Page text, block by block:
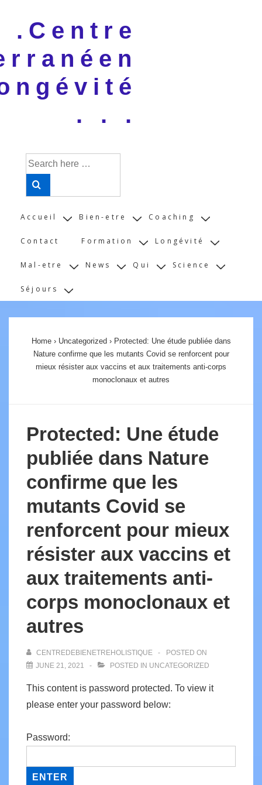
Main
.Centre
. . .
Search
for:
Main
Accueil Bien-etre Coaching
Contact Formation Longévité
Mal-etre News Qui Science
Séjours
Home › Uncategorized › Protected: Une étude publiée dans
Nature confirme que les mutants Covid se renforcent pour
mieux résister aux vaccins et aux traitements anti-corps
monoclonaux et autres
Protected: Une étude
publiée dans Nature
confirme que les
mutants Covid se
renforcent pour mieux
résister aux vaccins et
aux traitements anti-
corps monoclonaux et
autres
CENTREDEBIENETREHOLISTIQUE
POSTED ON
JUNE 21, 2021
POSTED IN UNCATEGORIZED
This content is password protected. To view it
please enter your password below:
Password: